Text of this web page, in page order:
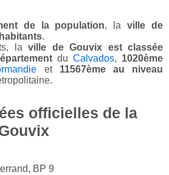
de la population, laville de
.
la ville de Gouvix est classée
du Calvados, 1020ème
et 11567ème au niveau
officielles de la
BP 9